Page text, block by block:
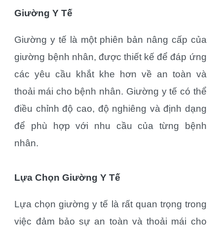
Giường Y Tế
Giường y tế là một phiên bản nâng cấp của
giường bệnh nhân, được thiết kế để đáp ứng
các yêu cầu khắt khe hơn về an toàn và
thoải mái cho bệnh nhân. Giường y tế có thể
điều chỉnh độ cao, độ nghiêng và định dạng
để phù hợp với nhu cầu của từng bệnh
nhân.
Lựa Chọn Giường Y Tế
Lựa chọn giường y tế là rất quan trọng trong
việc đảm bảo sự an toàn và thoải mái cho